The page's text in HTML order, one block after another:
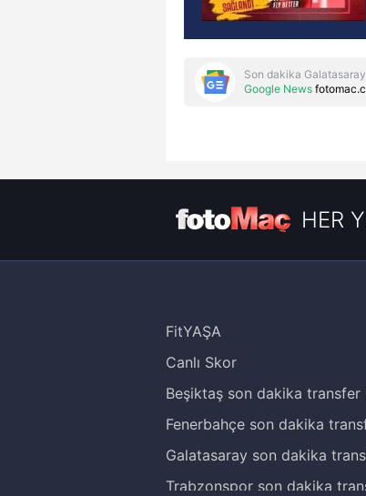
Son dakika
Google News
HER
FitYAŞA
Canlı Skor
Beşiktaş son dakika transfer
Fenerbahçe son dakika
Galatasaray son dakika
Trabzonspor son dakika